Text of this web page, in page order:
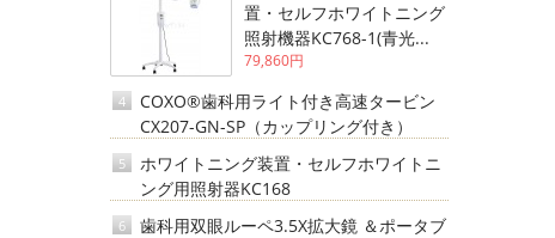
置・セルフホワイトニング
照射機器KC768-1(青光...
79,860円
COXO®歯科用ライト付き高速タービン
CX207-GN-SP（カップリング付き）
4
ホワイトニング装置・セルフホワイトニ
ング用照射器KC168
5
歯科用双眼ルーペ3.5X拡大鏡 ＆ポータブ
6